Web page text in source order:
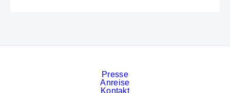
Presse
Anreise
Kontakt